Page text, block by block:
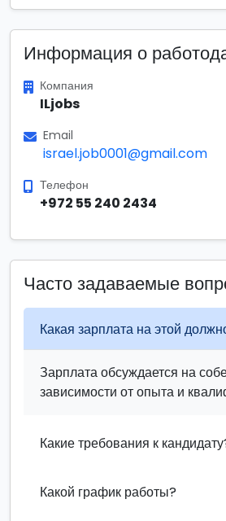
Информация о
Компания
ILjobs
Email
israel.job0001@gmail.com
Телефон
+972 55 240 2434
Часто задаваемые
Какая зарплата на этой
Зарплата обсуждается на
зависимости от опыта и
Какие требования к
Какой график работы?